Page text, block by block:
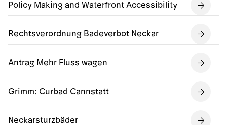
Policy Making and Waterfront Accessibility
Rechtsverordnung Badeverbot Neckar
Antrag Mehr Fluss wagen
Grimm: Curbad Cannstatt
Neckarsturzbäder